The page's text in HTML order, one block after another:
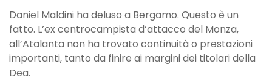
Daniel Maldini ha deluso a Bergamo. Questo è un
fatto. L’ex centrocampista d’attacco del Monza,
all’Atalanta non ha trovato continuità o prestazioni
importanti, tanto da finire ai margini dei titolari della
Dea.